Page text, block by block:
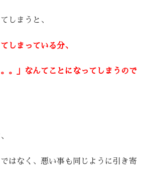
しまうと、
しまっている分、
。。」なんてことになってしまうので
はなく、悪い事も同じように引き寄